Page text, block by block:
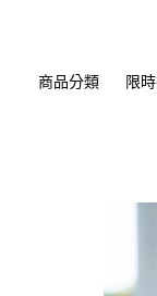
商品分類 限